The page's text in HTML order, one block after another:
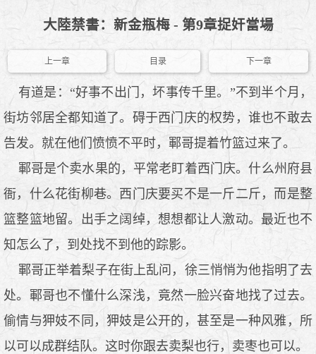
大陸禁書：新金瓶梅 - 第9章捉奸當場
上一章 目录 下一章
有道是：“好事不出门，坏事传千里。”不到半个月，
街坊邻居全都知道了。碍于西门庆的权势，谁也不敢去
告发。就在他们愤愤不平时，鄆哥提着竹篮过来了。
鄆哥是个卖水果的，平常老盯着西门庆。什么州府县
衙，什么花街柳巷。西门庆要买不是一斤二斤，而是整
篮整篮地留。出手之阔绰，想想都让人激动。最近也不
知怎么了，到处找不到他的踪影。
鄆哥正举着梨子在街上乱问，徐三悄悄为他指明了去
处。鄆哥也不懂什么深浅，竟然一脸兴奋地找了过去。
偷情与狎妓不同，狎妓是公开的，甚至是一种风雅，所
以可以成群结队。这时你跟去卖梨也行，卖枣也可以。